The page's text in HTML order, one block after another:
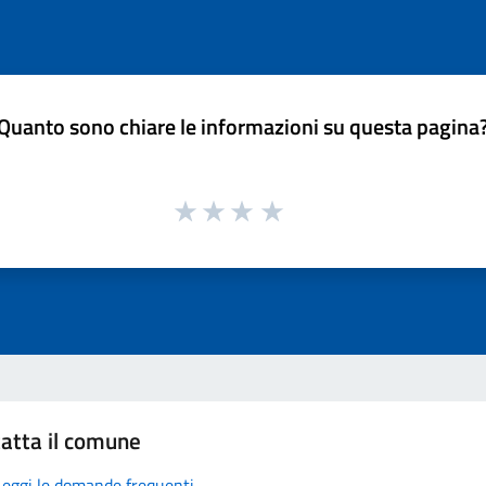
sono chiare le informazioni su questa
il comune